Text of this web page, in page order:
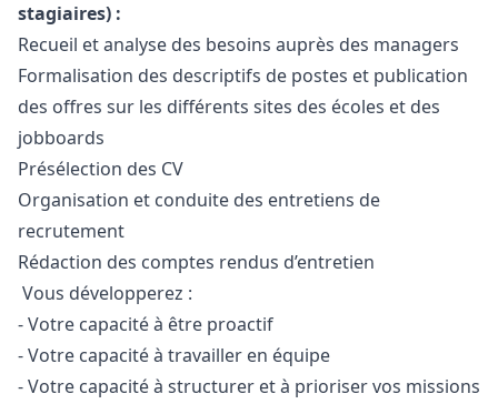
stagiaires) :
Recueil et analyse des besoins auprès des managers
Formalisation des descriptifs de postes et publication
des offres sur les différents sites des écoles et des
jobboards
Présélection des CV
Organisation et conduite des entretiens de
recrutement
Rédaction des comptes rendus d’entretien
Vous développerez :
- Votre capacité à être proactif
- Votre capacité à travailler en équipe
- Votre capacité à structurer et à prioriser vos missions